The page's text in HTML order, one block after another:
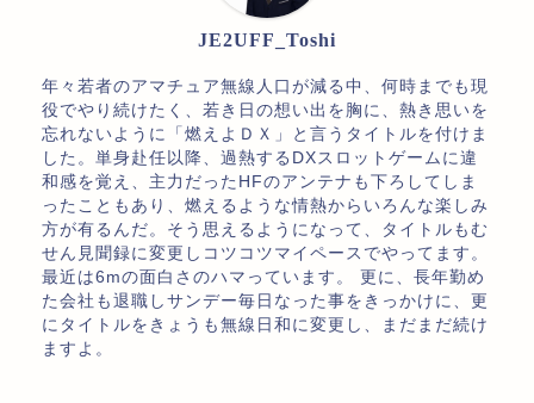
JE2UFF_Toshi
年々若者のアマチュア無線人口が減る中、何時までも現
役でやり続けたく、若き日の想い出を胸に、熱き思いを
忘れないように「燃えよＤＸ」と言うタイトルを付けま
した。単身赴任以降、過熱するDXスロットゲームに違
和感を覚え、主力だったHFのアンテナも下ろしてしま
ったこともあり、燃えるような情熱からいろんな楽しみ
方が有るんだ。そう思えるようになって、タイトルもむ
せん見聞録に変更しコツコツマイペースでやってます。
最近は6mの面白さのハマっています。 更に、長年勤め
た会社も退職しサンデー毎日なった事をきっかけに、更
にタイトルをきょうも無線日和に変更し、まだまだ続け
ますよ。